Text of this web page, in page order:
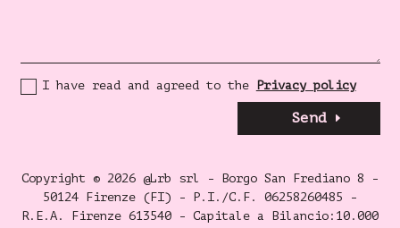
I have read and agreed to the Privacy policy
Send
Copyright © 2026 @Lrb srl - Borgo San Frediano 8 -
50124 Firenze (FI) - P.I./C.F. 06258260485 -
R.E.A. Firenze 613540 - Capitale a Bilancio:10.000